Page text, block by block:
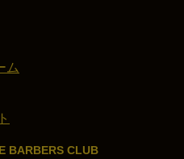
ム
BARBERS CLUB